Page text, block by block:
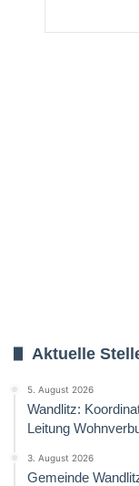
Aktuelle
5. August 2026
Wandlitz:
Leitung
3. August 2026
Gemeinde